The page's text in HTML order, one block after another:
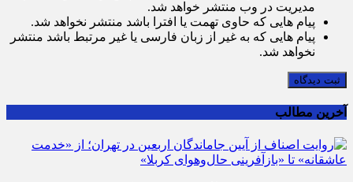
مدیریت در وب منتشر خواهد شد.
پیام هایی که حاوی تهمت یا افترا باشد منتشر نخواهد شد.
پیام هایی که به غیر از زبان فارسی یا غیر مرتبط باشد منتشر
نخواهد شد.
ثبت دیدگاه
آخرین مطالب